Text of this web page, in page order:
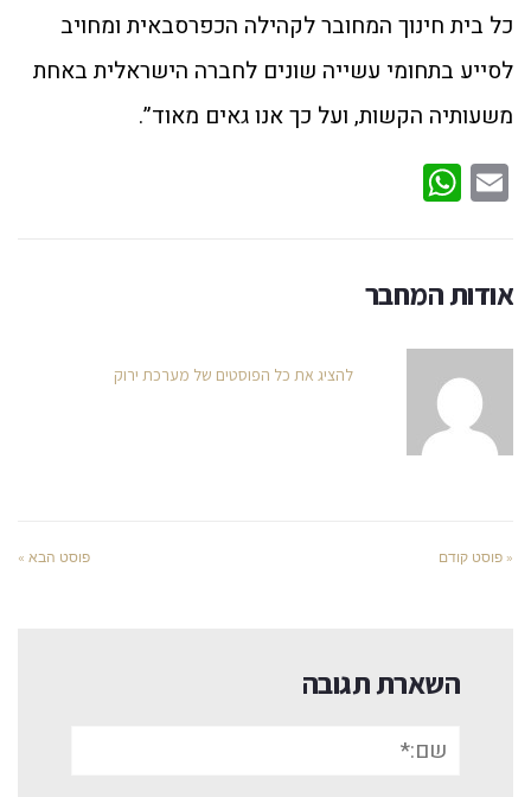
כל בית חינוך המחובר לקהילה הכפרסבאית ומחויב
לסייע בתחומי עשייה שונים לחברה הישראלית באחת
משעותיה הקשות, ועל כך אנו גאים מאוד”.
Email
אודות המחבר
להציג את כל הפוסטים של מערכת ירוק
« פוסט קודם פוסט הבא »
השארת תגובה